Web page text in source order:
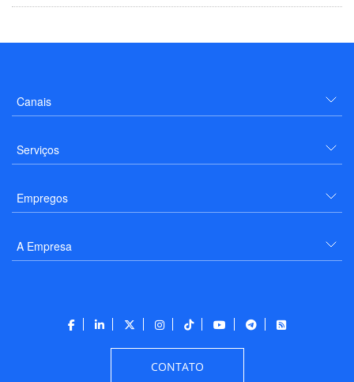
Canais
Serviços
Empregos
A Empresa
CONTATO